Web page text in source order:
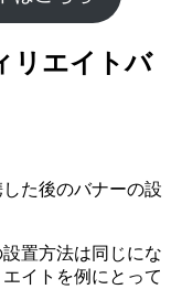
リエイトバ
た後のバナーの設
置方法は同じにな
イトを例にとって